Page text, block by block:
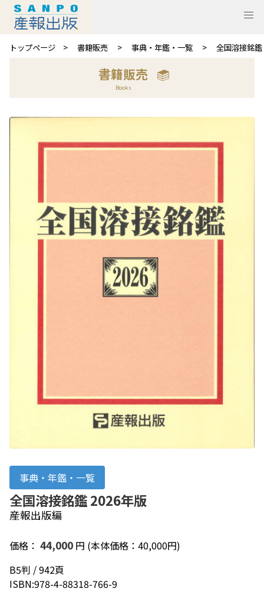
トップページ 書籍販売 事典・年鑑・一覧 全国溶接銘
書籍販売
Books
事典・年鑑・一覧
全国溶接銘鑑 2026年版
産報出版編
価格： 44,000 円 (本体価格：40,000円)
B5判 / 942頁
ISBN:978-4-88318-766-9